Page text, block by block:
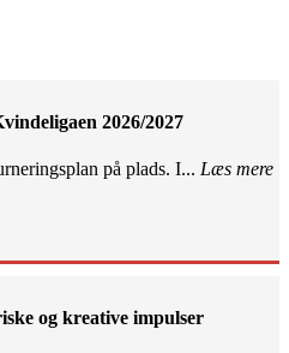
2026/2027
på plads. I... Læs mere
og kreative impulser